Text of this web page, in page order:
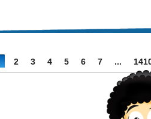
2 3 4 5 6 7 ...